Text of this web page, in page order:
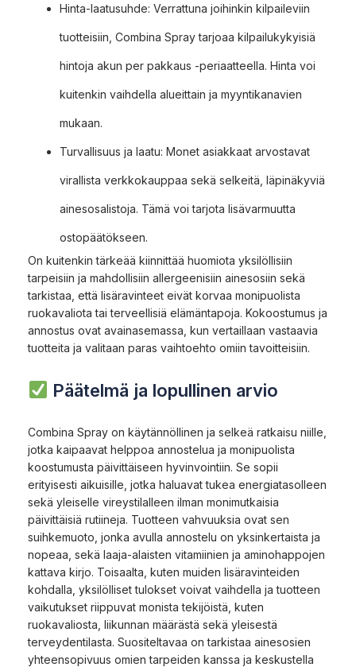
Hinta-laatusuhde: Verrattuna joihinkin kilpaileviin
tuotteisiin, Combina Spray tarjoaa kilpailukykyisiä
hintoja akun per pakkaus -periaatteella. Hinta voi
kuitenkin vaihdella alueittain ja myyntikanavien
mukaan.
Turvallisuus ja laatu: Monet asiakkaat arvostavat
virallista verkkokauppaa sekä selkeitä, läpinäkyviä
ainesosalistoja. Tämä voi tarjota lisävarmuutta
ostopäätökseen.
On kuitenkin tärkeää kiinnittää huomiota yksilöllisiin
tarpeisiin ja mahdollisiin allergeenisiin ainesosiin sekä
tarkistaa, että lisäravinteet eivät korvaa monipuolista
ruokavaliota tai terveellisiä elämäntapoja. Kokoostumus ja
annostus ovat avainasemassa, kun vertaillaan vastaavia
tuotteita ja valitaan paras vaihtoehto omiin tavoitteisiin.
Päätelmä ja lopullinen arvio
Combina Spray on käytännöllinen ja selkeä ratkaisu niille,
jotka kaipaavat helppoa annostelua ja monipuolista
koostumusta päivittäiseen hyvinvointiin. Se sopii
erityisesti aikuisille, jotka haluavat tukea energiatasolleen
sekä yleiselle vireystilalleen ilman monimutkaisia
päivittäisiä rutiineja. Tuotteen vahvuuksia ovat sen
suihkemuoto, jonka avulla annostelu on yksinkertaista ja
nopeaa, sekä laaja-alaisten vitamiinien ja aminohappojen
kattava kirjo. Toisaalta, kuten muiden lisäravinteiden
kohdalla, yksilölliset tulokset voivat vaihdella ja tuotteen
vaikutukset riippuvat monista tekijöistä, kuten
ruokavaliosta, liikunnan määrästä sekä yleisestä
terveydentilasta. Suositeltavaa on tarkistaa ainesosien
yhteensopivuus omien tarpeiden kanssa ja keskustella